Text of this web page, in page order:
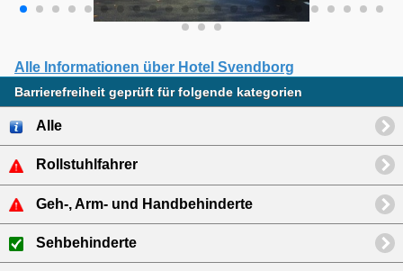
Alle Informationen über Hotel Svendborg
Barrierefreiheit geprüft für folgende kategorien
Alle
Rollstuhlfahrer
Geh-, Arm- und Handbehinderte
Sehbehinderte